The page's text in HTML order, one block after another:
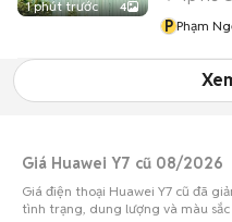
1 phút trước 4
P Phạm
Giá Huawei Y7 cũ 08/2026
Giá điện thoại Huawei Y7 cũ đã
tình trạng, dung lượng và màu sắc